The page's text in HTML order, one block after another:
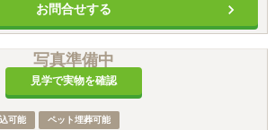
お問合せする
写真準備中
見学で実物を確認
可能 ペット埋葬可能